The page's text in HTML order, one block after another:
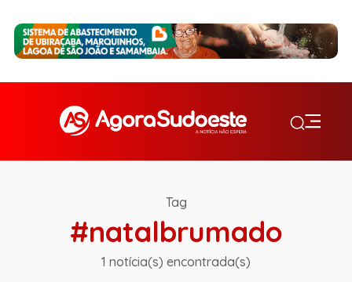
Tag
#natalbrumado
1 notícia(s) encontrada(s)